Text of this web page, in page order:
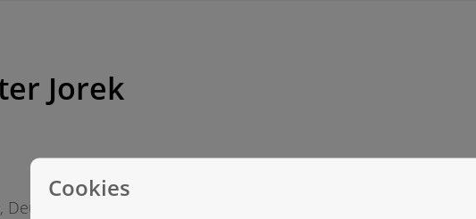
Jorek
Cookies